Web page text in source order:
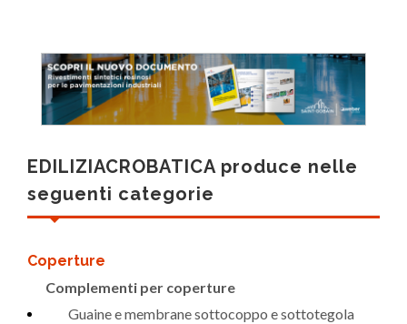
EDILIZIACROBATICA produce nelle
seguenti categorie
Coperture
Complementi per coperture
Guaine e membrane sottocoppo e sottotegola